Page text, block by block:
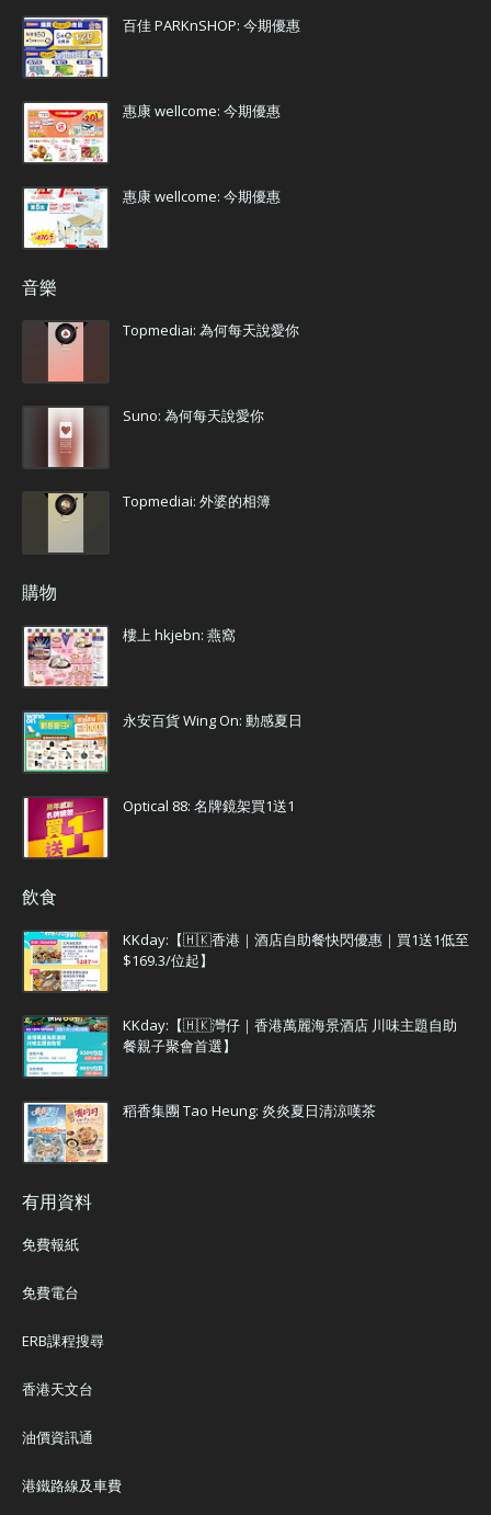
百佳 PARKnSHOP: 今期優惠
惠康 wellcome: 今期優惠
惠康 wellcome: 今期優惠
音樂
Topmediai: 為何每天說愛你
Suno: 為何每天說愛你
Topmediai: 外婆的相簿
購物
樓上 hkjebn: 燕窩
永安百貨 Wing On: 動感夏日
Optical 88: 名牌鏡架買1送1
飲食
KKday:【🇭🇰香港｜酒店自助餐快閃優惠｜買1送1低至
$169.3/位起】
KKday:【🇭🇰灣仔｜香港萬麗海景酒店 川味主題自助
餐親子聚會首選】
稻香集團 Tao Heung: 炎炎夏日清涼嘆茶
有用資料
免費報紙
免費電台
ERB課程搜尋
香港天文台
油價資訊通
港鐵路線及車費